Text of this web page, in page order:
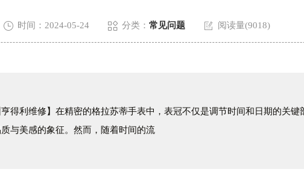
 时间：2024-05-24  分类： 常见问题  阅读量(9018)
亨得利维修】在精密的格拉苏蒂手表中，表冠不仅是调节时间和日期的关键
与美感的象征。然而，随着时间的流